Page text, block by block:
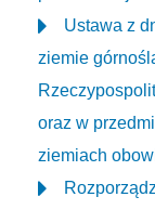
Ustawa z
ziemie
oraz w
ziemiach